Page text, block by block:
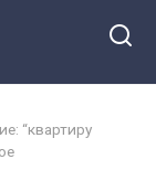
“квартиру